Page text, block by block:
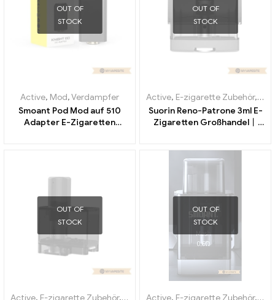
OUT OF
STOCK
Active, Mod,Verdampfer
Smoant Pod Mod auf 510
Adapter E-Zigaretten
OUT OF
STOCK
Active, E-zigarette Zubehör,
Suorin Reno-Patrone 3ml E-
Zigaretten Großhandel丨
OUT OF
STOCK
Active, E-zigarette Zubehör, Verdampfer
OUT OF
STOCK
Active, E-zigarette Zubehör,